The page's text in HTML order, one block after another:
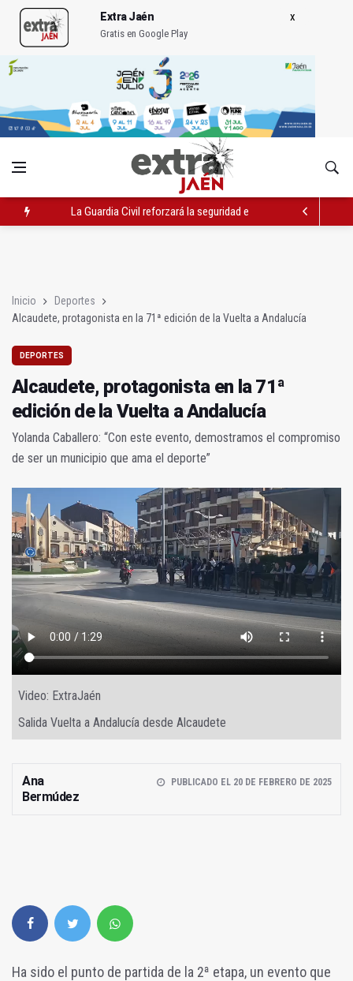
Extra Jaén
Gratis en Google Play
La Guardia Civil reforzará la seguridad el 12 de agosto por el
Inicio
Deportes
Alcaudete, protagonista en la 71ª edición de la Vuelta a Andalucía
DEPORTES
Alcaudete, protagonista en la 71ª
edición de la Vuelta a Andalucía
Yolanda Caballero: “Con este evento, demostramos el compromiso
de ser un municipio que ama el deporte”
Video: ExtraJaén
Salida Vuelta a Andalucía desde Alcaudete
Ana
Bermúdez
PUBLICADO EL 20 DE FEBRERO DE 2025
Ha sido el punto de partida de la 2ª etapa, un evento que